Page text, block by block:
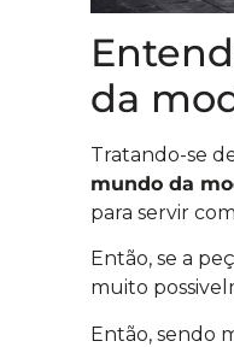
da
Tratando-se
mundo da
para servir
Então, se a
muito
Então, sendo